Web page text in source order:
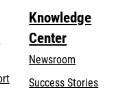
opens
Knowledge
Center
Newsroom
Success Stories